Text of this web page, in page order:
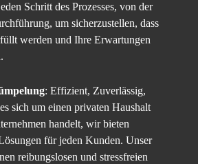
Schritt des Prozesses, von der
um sicherzustellen, dass
werden und Ihre Erwartungen
: Effizient, Zuverlässig,
sich um einen privaten Haushalt
handelt, wir bieten
für jeden Kunden. Unser
reibungslosen und stressfreien